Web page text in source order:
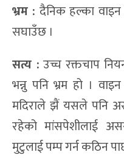
भ्रम : दैनिक हल्का वाइन
सघाउँछ ।
सत्य : उच्च रक्तचाप
भन्नु पनि भ्रम हो ।
मदिराले झैं यसले पनि
रहेको मांसपेशीलाई
मुटुलाई पम्प गर्न कठिन